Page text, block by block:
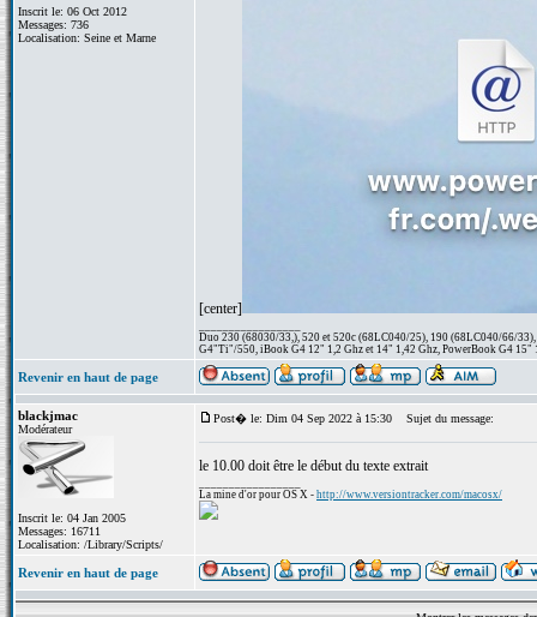
Inscrit le: 06 Oct 2012
Messages: 736
Localisation: Seine et Marne
[center]
Duo 230 (68030/33,), 520 et 520c (68LC040/25), 190 (68LC040/66/
G4"Ti"/550, iBook G4 12" 1,2 Ghz et 14" 1,42 Ghz, PowerBook G4 15"
Revenir en haut de page
blackjmac
Modérateur
Inscrit le: 04 Jan 2005
Messages: 16711
Localisation: /Library/Scripts/
Post� le: Dim 04 Sep 2022 à 15:30 Sujet du message:
le 10.00 doit être le début du texte extrait
La mine d'or pour OS X - http://www.versiontracker.com/macosx/
Revenir en haut de page